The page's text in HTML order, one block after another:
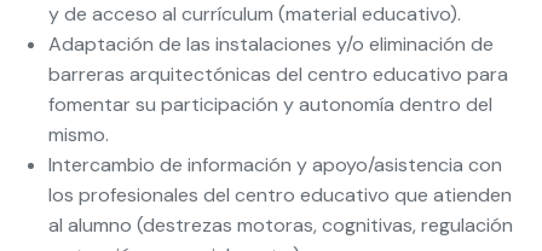
y de acceso al currículum (material educativo).
Adaptación de las instalaciones y/o eliminación de
barreras arquitectónicas del centro educativo para
fomentar su participación y autonomía dentro del
mismo.
Intercambio de información y apoyo/asistencia con
los profesionales del centro educativo que atienden
al alumno (destrezas motoras, cognitivas, regulación